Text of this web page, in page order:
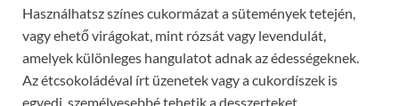
Használhatsz színes cukormázat a sütemények tetején,
vagy ehető virágokat, mint rózsát vagy levendulát,
amelyek különleges hangulatot adnak az édességeknek.
Az étcsokoládéval írt üzenetek vagy a cukordíszek is
egyedi, személyesebbé tehetik a desszerteket.